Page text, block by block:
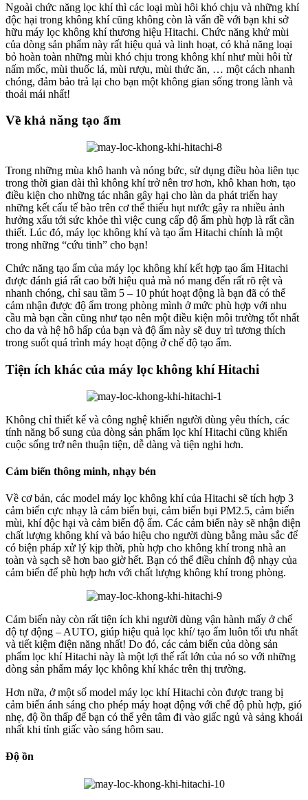
Ngoài chức năng lọc khí thì các loại mùi hôi khó chịu và những khí
độc hại trong không khí cũng không còn là vấn đề với bạn khi sở
hữu máy lọc không khí thương hiệu Hitachi. Chức năng khử mùi
của dòng sản phẩm này rất hiệu quả và linh hoạt, có khả năng loại
bỏ hoàn toàn những mùi khó chịu trong không khí như mùi hôi từ
nấm mốc, mùi thuốc lá, mùi rượu, mùi thức ăn, … một cách nhanh
chóng, đảm bảo trả lại cho bạn một không gian sống trong lành và
thoải mái nhất!
Về khả năng tạo ẩm
Trong những mùa khô hanh và nóng bức, sử dụng điều hòa liên tục
trong thời gian dài thì không khí trở nên trơ hơn, khô khan hơn, tạo
điều kiện cho những tác nhân gây hại cho làn da phát triển hay
những kết cấu tế bào trên cơ thể thiếu hụt nước gây ra nhiều ảnh
hưởng xấu tới sức khỏe thì việc cung cấp độ ẩm phù hợp là rất cần
thiết. Lúc đó, máy lọc không khí và tạo ẩm Hitachi chính là một
trong những “cứu tinh” cho bạn!
Chức năng tạo ẩm của máy lọc không khí kết hợp tạo ẩm Hitachi
được đánh giá rất cao bởi hiệu quả mà nó mang đến rất rõ rệt và
nhanh chóng, chỉ sau tầm 5 – 10 phút hoạt động là bạn đã có thể
cảm nhận được độ ẩm trong phòng mình ở mức phù hợp với nhu
cầu mà bạn cần cũng như tạo nên một điều kiện môi trường tốt nhất
cho da và hệ hô hấp của bạn và độ ẩm này sẽ duy trì tương thích
trong suốt quá trình máy hoạt động ở chế độ tạo ẩm.
Tiện ích khác của máy lọc không khí Hitachi
Không chỉ thiết kế và công nghệ khiến người dùng yêu thích, các
tính năng bổ sung của dòng sản phẩm lọc khí Hitachi cũng khiến
cuộc sống trở nên thuận tiện, dễ dàng và tiện nghi hơn.
Cảm biến thông minh, nhạy bén
Về cơ bản, các model máy lọc không khí của Hitachi sẽ tích hợp 3
cảm biến cực nhạy là cảm biến bụi, cảm biến bụi PM2.5, cảm biến
mùi, khí độc hại và cảm biến độ ẩm. Các cảm biến này sẽ nhận diện
chất lượng không khí và báo hiệu cho người dùng bằng màu sắc để
có biện pháp xử lý kịp thời, phù hợp cho không khí trong nhà an
toàn và sạch sẽ hơn bao giờ hết. Bạn có thể điều chỉnh độ nhạy của
cảm biến để phù hợp hơn với chất lượng không khí trong phòng.
Cảm biến này còn rất tiện ích khi người dùng vận hành mấy ở chế
độ tự động – AUTO, giúp hiệu quả lọc khí/ tạo ẩm luôn tối ưu nhất
và tiết kiệm điện năng nhất! Do đó, các cảm biến của dòng sản
phẩm lọc khí Hitachi này là một lợi thế rất lớn của nó so với những
dòng sản phẩm máy lọc không khí khác trên thị trường.
Hơn nữa, ở một số model máy lọc khí Hitachi còn được trang bị
cảm biến ánh sáng cho phép máy hoạt động với chế độ phù hợp, gió
nhẹ, độ ồn thấp để bạn có thể yên tâm đi vào giấc ngủ và sảng khoái
nhất khi tỉnh giấc vào sáng hôm sau.
Độ ồn